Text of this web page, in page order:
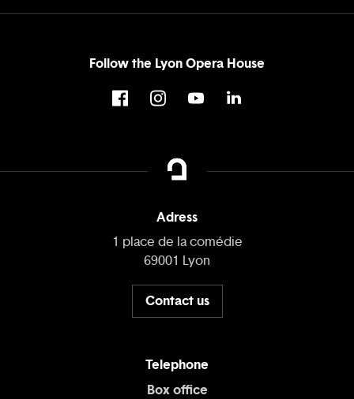
Follow the Lyon Opera House
Adress
1 place de la comédie
69001 Lyon
Contact us
Telephone
Box office